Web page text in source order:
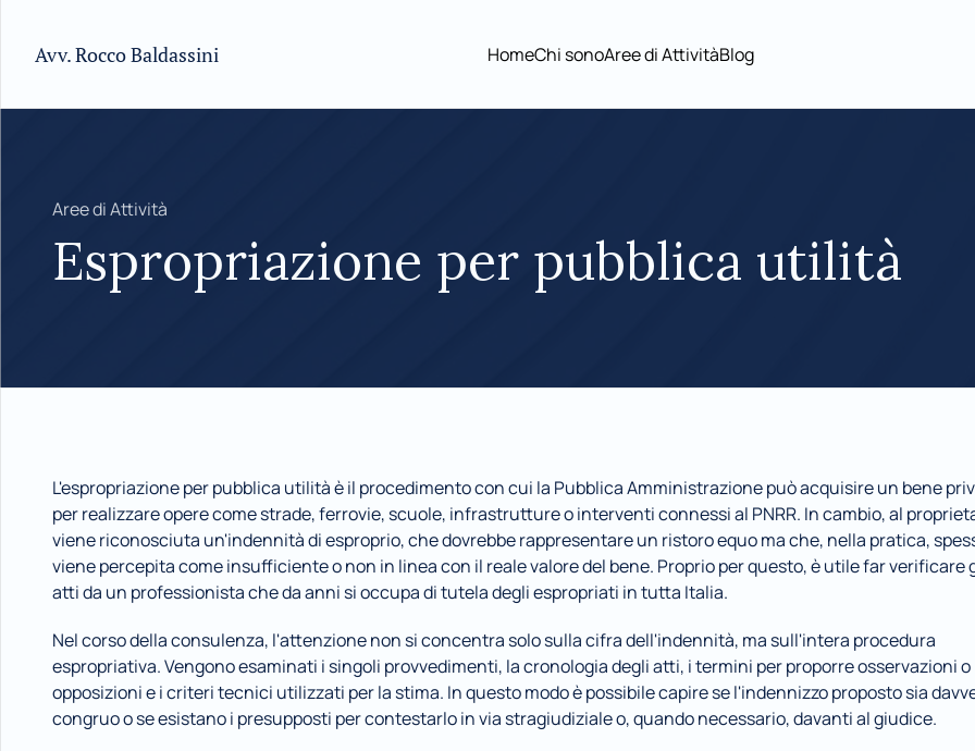
Avv. Rocco Baldassini
HomeChi sonoAree di AttivitàBlog
Aree di Attività
Espropriazione per pubblica utilità
L'espropriazione per pubblica utilità è il procedimento con cui la Pubblica Amministrazione può acquisire un bene
per realizzare opere come strade, ferrovie, scuole, infrastrutture o interventi connessi al PNRR. In cambio, al
viene riconosciuta un'indennità di esproprio, che dovrebbe rappresentare un ristoro equo ma che, nella pratica,
viene percepita come insufficiente o non in linea con il reale valore del bene. Proprio per questo, è utile far verificare
atti da un professionista che da anni si occupa di tutela degli espropriati in tutta Italia.
Nel corso della consulenza, l'attenzione non si concentra solo sulla cifra dell'indennità, ma sull'intera procedura
espropriativa. Vengono esaminati i singoli provvedimenti, la cronologia degli atti, i termini per proporre osservazioni o
opposizioni e i criteri tecnici utilizzati per la stima. In questo modo è possibile capire se l'indennizzo proposto sia
congruo o se esistano i presupposti per contestarlo in via stragiudiziale o, quando necessario, davanti al giudice.